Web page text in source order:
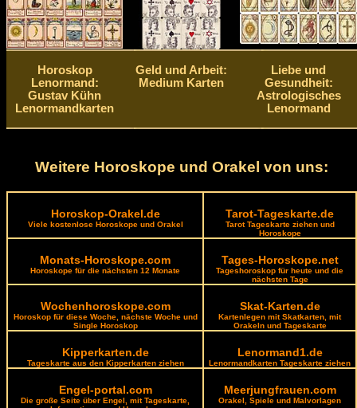
Horoskop
Lenormand:
Gustav Kühn
Lenormandkarten
Geld und Arbeit:
Medium Karten
Liebe und
Gesundheit:
Astrologisches
Lenormand
Weitere Horoskope und Orakel von uns:
Horoskop-Orakel.de
Viele kostenlose Horoskope und Orakel
Tarot-Tageskarte.de
Tarot Tageskarte ziehen und
Horoskope
Monats-Horoskope.com
Horoskope für die nächsten 12 Monate
Tages-Horoskope.net
Tageshoroskop für heute und die
nächsten Tage
Wochenhoroskope.com
Horoskop für diese Woche, nächste Woche und
Single Horoskop
Skat-Karten.de
Kartenlegen mit Skatkarten, mit
Orakeln und Tageskarte
Kipperkarten.de
Tageskarte aus den Kipperkarten ziehen
Lenormand1.de
Lenormandkarten Tageskarte ziehen
Engel-portal.com
Die große Seite über Engel, mit Tageskarte,
Meerjungfrauen.com
Orakel, Spiele und Malvorlagen